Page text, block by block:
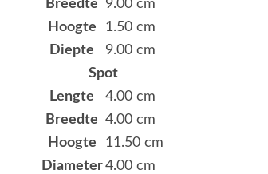
Breedte
9.00 cm
Hoogte
1.50 cm
Diepte
9.00 cm
Spot
Lengte
4.00 cm
Breedte 4.00 cm
Hoogte
11.50 cm
Diameter4.00 cm